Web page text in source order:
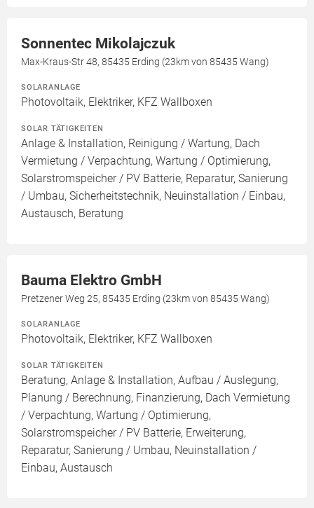
Sonnentec Mikolajczuk
Max-Kraus-Str 48, 85435 Erding (23km von 85435 Wang)
SOLARANLAGE
Photovoltaik, Elektriker, KFZ Wallboxen
SOLAR TÄTIGKEITEN
Anlage & Installation, Reinigung / Wartung, Dach
Vermietung / Verpachtung, Wartung / Optimierung,
Solarstromspeicher / PV Batterie, Reparatur, Sanierung
/ Umbau, Sicherheitstechnik, Neuinstallation / Einbau,
Austausch, Beratung
Bauma Elektro GmbH
Pretzener Weg 25, 85435 Erding (23km von 85435 Wang)
SOLARANLAGE
Photovoltaik, Elektriker, KFZ Wallboxen
SOLAR TÄTIGKEITEN
Beratung, Anlage & Installation, Aufbau / Auslegung,
Planung / Berechnung, Finanzierung, Dach Vermietung
/ Verpachtung, Wartung / Optimierung,
Solarstromspeicher / PV Batterie, Erweiterung,
Reparatur, Sanierung / Umbau, Neuinstallation /
Einbau, Austausch